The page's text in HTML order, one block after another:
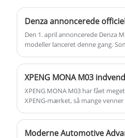
avanceret
Denza annoncerede
Den 1. april annoncerede Denza
modeller lanceret denne gang.
elektriske justering. Rækkevidden
model. Giv dig flere
XPENG MONA M03 har fået
XPENG-mærket, så mange
det nye køretøj. Det forlyder, at
kompakt sedan.